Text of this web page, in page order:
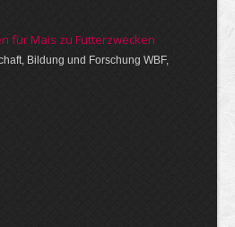
für Mais zu Futterzwecken
Bildung und Forschung WBF,